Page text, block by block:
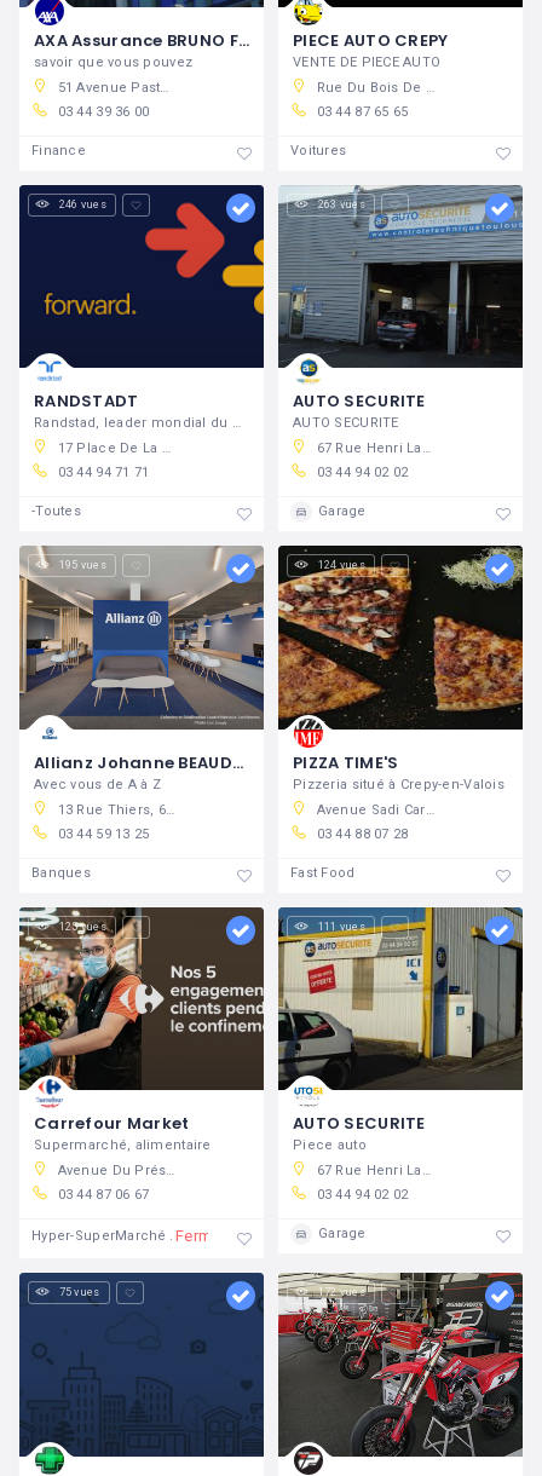
AXA Assurance BRUNO FORTIER
savoir que vous pouvez
51 Avenue Pasteur, 60800 Crépy-en-Valois, France
03 44 39 36 00
Finance
PIECE AUTO CREPY
VENTE DE PIECE AUTO
Rue Du Bois De Tillet, 60800 Crépy-en-Valois, France
03 44 87 65 65
Voitures
246 vues
RANDSTADT
Randstad, leader mondial du conseil en
17 Place De La République, 60800 Crépy-en-Valois, France
03 44 94 71 71
-Toutes
263 vues
AUTO SECURITE
AUTO SECURITE
67 Rue Henri Laroche, 60800 Crépy-en-Valois, France
03 44 94 02 02
Garage
195 vues
Allianz Johanne BEAUDRY
Avec vous de A à Z
13 Rue Thiers, 60800 Crépy-en-Valois, France
03 44 59 13 25
Banques
124 vues
PIZZA TIME'S
Pizzeria situé à Crepy-en-Valois
Avenue Sadi Carnot, 60800 Crépy-en-Valois, France
03 44 88 07 28
Fast Food
125 vues
Carrefour Market
Supermarché, alimentaire
Avenue Du Président John Kennedy, 60800 Crépy-en-Valois, France
03 44 87 06 67
Hyper-SuperMarché Fermé
111 vues
AUTO SECURITE
Piece auto
67 Rue Henri Laroche, 60800 Crépy-en-Valois, France
03 44 94 02 02
Garage
75 vues 172 vues